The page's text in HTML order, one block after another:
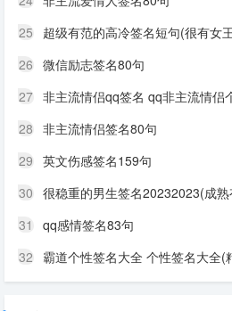
25 超级有范的高冷签名短句(很有女
26 微信励志签名80句
27 非主流情侣qq签名 qq非主流情侣
28 非主流情侣签名80句
29 英文伤感签名159句
30 很稳重的男生签名20232023(成
31
qq感情签名83句
32 霸道个性签名大全 个性签名大全(